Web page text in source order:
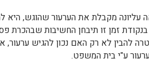
עליונה מקבלת את הערעור שהוגש,
זמן זו תיבחן החשיבות שבהכרת
להבין לא רק האם נכון להגיש ערעור,
ע"י בית המשפט.